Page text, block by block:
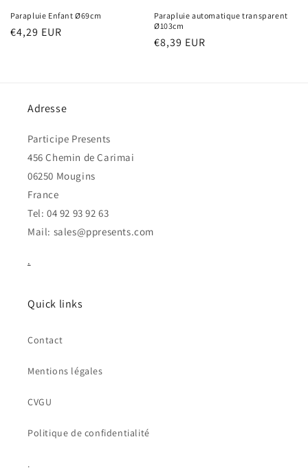
Parapluie Enfant Ø69cm
Prix
€4,29 EUR
Parapluie automatique transparent
Ø103cm
Prix
€8,39 EUR
Adresse
Participe Presents
456 Chemin de Carimai
06250 Mougins
France
Tel: 04 92 93 92 63
Mail: sales@ppresents.com
.
Quick links
Contact
Mentions légales
CVGU
Politique de confidentialité
.